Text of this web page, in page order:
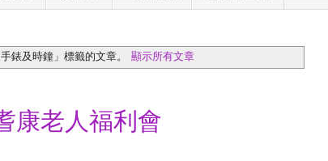
錶及時鐘」 標籤的文章。 顯示所有文章
康老人福利會